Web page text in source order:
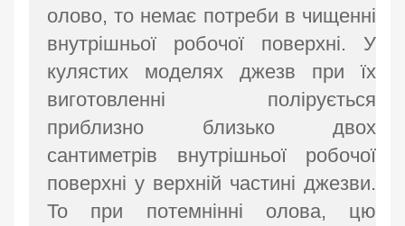
олово, то немає потреби в чищенні
внутрішньої робочої поверхні. У
кулястих моделях джезв при їх
виготовленні полірується
приблизно близько двох
сантиметрів внутрішньої робочої
поверхні у верхній частині джезви.
То при потемнінні олова, цю